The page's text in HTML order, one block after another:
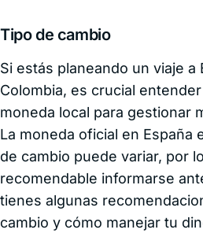
Tipo de cambio
Si estás planeando un viaje a
Colombia, es crucial
moneda local para gestionar
La moneda oficial en España
de cambio puede variar, por
recomendable informarse
tienes algunas
cambio y cómo manejar tu